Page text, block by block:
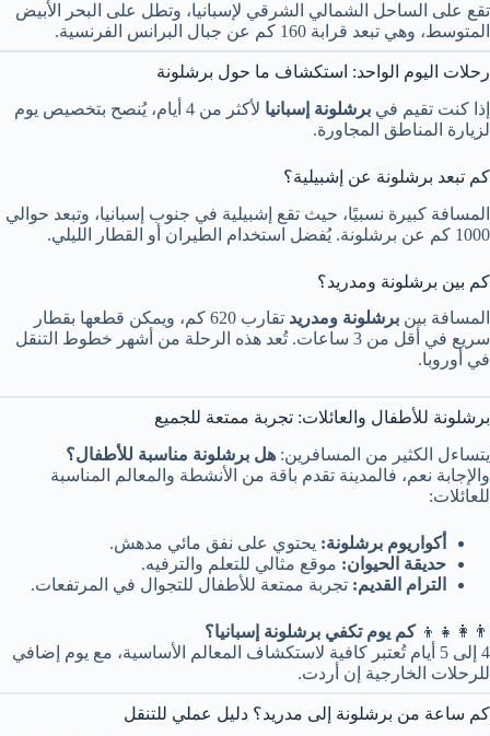
تقع على الساحل الشمالي الشرقي لإسبانيا، وتطل على البحر الأبيض
المتوسط، وهي تبعد قرابة 160 كم عن جبال البرانس الفرنسية.
رحلات اليوم الواحد: استكشاف ما حول برشلونة
إذا كنت تقيم في برشلونة إسبانيا
لأكثر من 4 أيام، يُنصح بتخصيص يوم
لزيارة المناطق المجاورة.
كم تبعد برشلونة عن إشبيلية؟
المسافة كبيرة نسبيًا، حيث تقع إشبيلية في جنوب إسبانيا، وتبعد حوالي
1000 كم عن برشلونة. يُفضل استخدام الطيران أو القطار الليلي.
كم بين برشلونة ومدريد؟
المسافة بين برشلونة ومدريد
تقارب 620 كم، ويمكن قطعها بقطار
سريع في أقل من 3 ساعات. تُعد هذه الرحلة من أشهر خطوط التنقل
في أوروبا.
برشلونة للأطفال والعائلات: تجربة ممتعة للجميع
يتساءل الكثير من المسافرين: هل برشلونة مناسبة للأطفال؟
والإجابة نعم، فالمدينة تقدم باقة من الأنشطة والمعالم المناسبة
للعائلات:
أكواريوم برشلونة: يحتوي على نفق مائي مدهش.
حديقة الحيوان: موقع مثالي للتعلم والترفيه.
الترام القديم: تجربة ممتعة للأطفال للتجوال في المرتفعات.
👨‍👩‍👧‍👦كم يوم تكفي برشلونة إسبانيا؟
4 إلى 5 أيام تُعتبر كافية لاستكشاف المعالم الأساسية، مع يوم إضافي
للرحلات الخارجية إن أردت.
كم ساعة من برشلونة إلى مدريد؟ دليل عملي للتنقل